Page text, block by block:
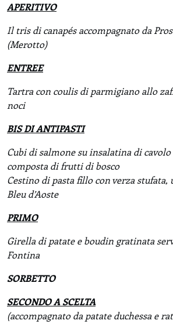
APERITIVO
Il tris di canapésaccompagnato da
(Merotto)
ENTREE
Tartra con coulis di parmigiano allo
noci
BIS DI ANTIPASTI
Cubi di salmone su insalatina di
composta di frutti di bosco
Cestino di pasta fillo con verza stufata,
Bleu d’Aoste
PRIMO
Girella di patate e boudin gratinata
Fontina
SORBETTO
SECONDOA SCELTA
(accompagnato da patate duchessa e